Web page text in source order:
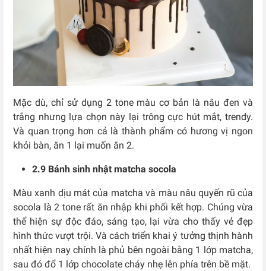
Mặc dù, chỉ sử dụng 2 tone màu cơ bản là nâu đen và
trắng nhưng lựa chọn này lại trông cực hút mắt, trendy.
Và quan trọng hơn cả là thành phẩm có hương vị ngon
khỏi bàn, ăn 1 lại muốn ăn 2.
2.9 Bánh sinh nhật matcha socola
Màu xanh dịu mát của matcha và màu nâu quyến rũ của
socola là 2 tone rất ăn nhập khi phối kết hợp. Chúng vừa
thể hiện sự độc đáo, sáng tạo, lại vừa cho thấy vẻ đẹp
hình thức vượt trội. Và cách triển khai ý tưởng thịnh hành
nhất hiện nay chính là phủ bên ngoài bằng 1 lớp matcha,
sau đó đổ 1 lớp chocolate chảy nhẹ lên phía trên bề mặt.